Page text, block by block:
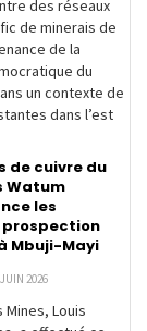
des réseaux
de minerais de
de la
du
un contexte de
dans l’est
de cuivre du
Watum
les
Mbuji-Mayi
2026
Louis